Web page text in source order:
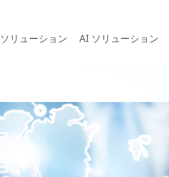
ソリューション AI ソリューション